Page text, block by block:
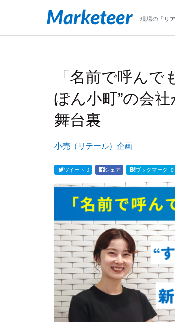
現場の「リ
「名前で呼ん
ぽん小町”の会
舞台裏
小売（リテール） 企画
ツイート 0 シェア ブックマーク 0